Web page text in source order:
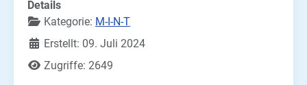
Details
Kategorie: M-I-N-T
Erstellt: 09. Juli 2024
Zugriffe: 2649